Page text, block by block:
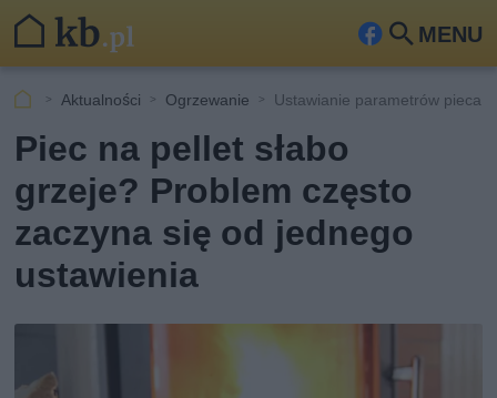
MENU
Fa
ook
Szu
Aktualności Ogrzewanie Ustawianie parametrów pieca
Piec na pellet słabo
grzeje? Problem często
zaczyna się od jednego
ustawienia